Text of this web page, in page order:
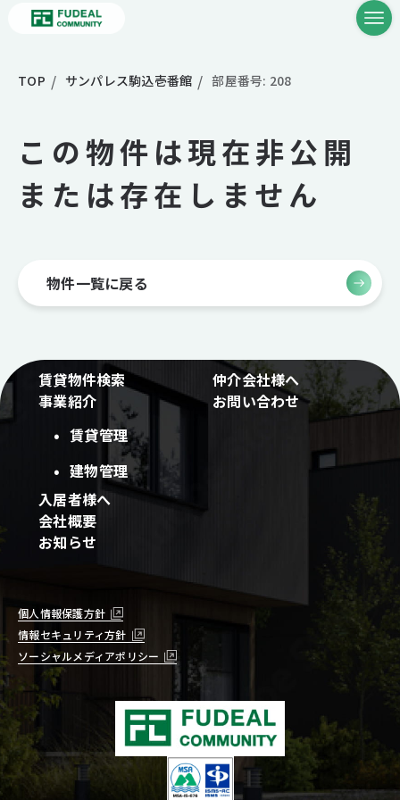
TOP サンパレス駒込壱番館 部屋番号: 208
この物件は現在非公開
または存在しません
物件一覧に戻る
賃貸物件検索
事業紹介
賃貸管理
建物管理
入居者様へ
会社概要
お知らせ
仲介会社様へ
お問い合わせ
個人情報保護方針
ソーシャルメディアポリシー
情報セキュリティ方針